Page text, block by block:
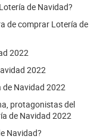
de Navidad?
de comprar Lotería de
2022
2022
Navidad 2022
protagonistas del
de Navidad 2022
Navidad?